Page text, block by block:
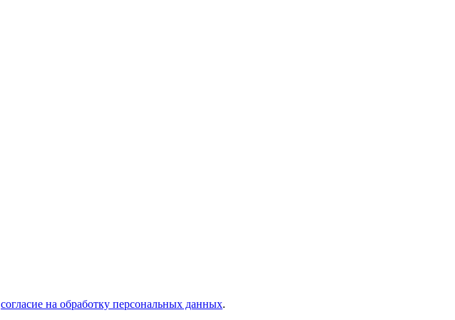
согласие на обработку персональных данных.